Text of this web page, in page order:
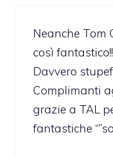
Neanche Tom
così
Davvero
Complimanti
grazie a TAL
fantastiche